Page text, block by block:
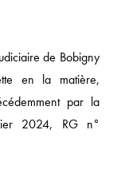
de Bobigny
en la matière,
par la
2024, RG n°